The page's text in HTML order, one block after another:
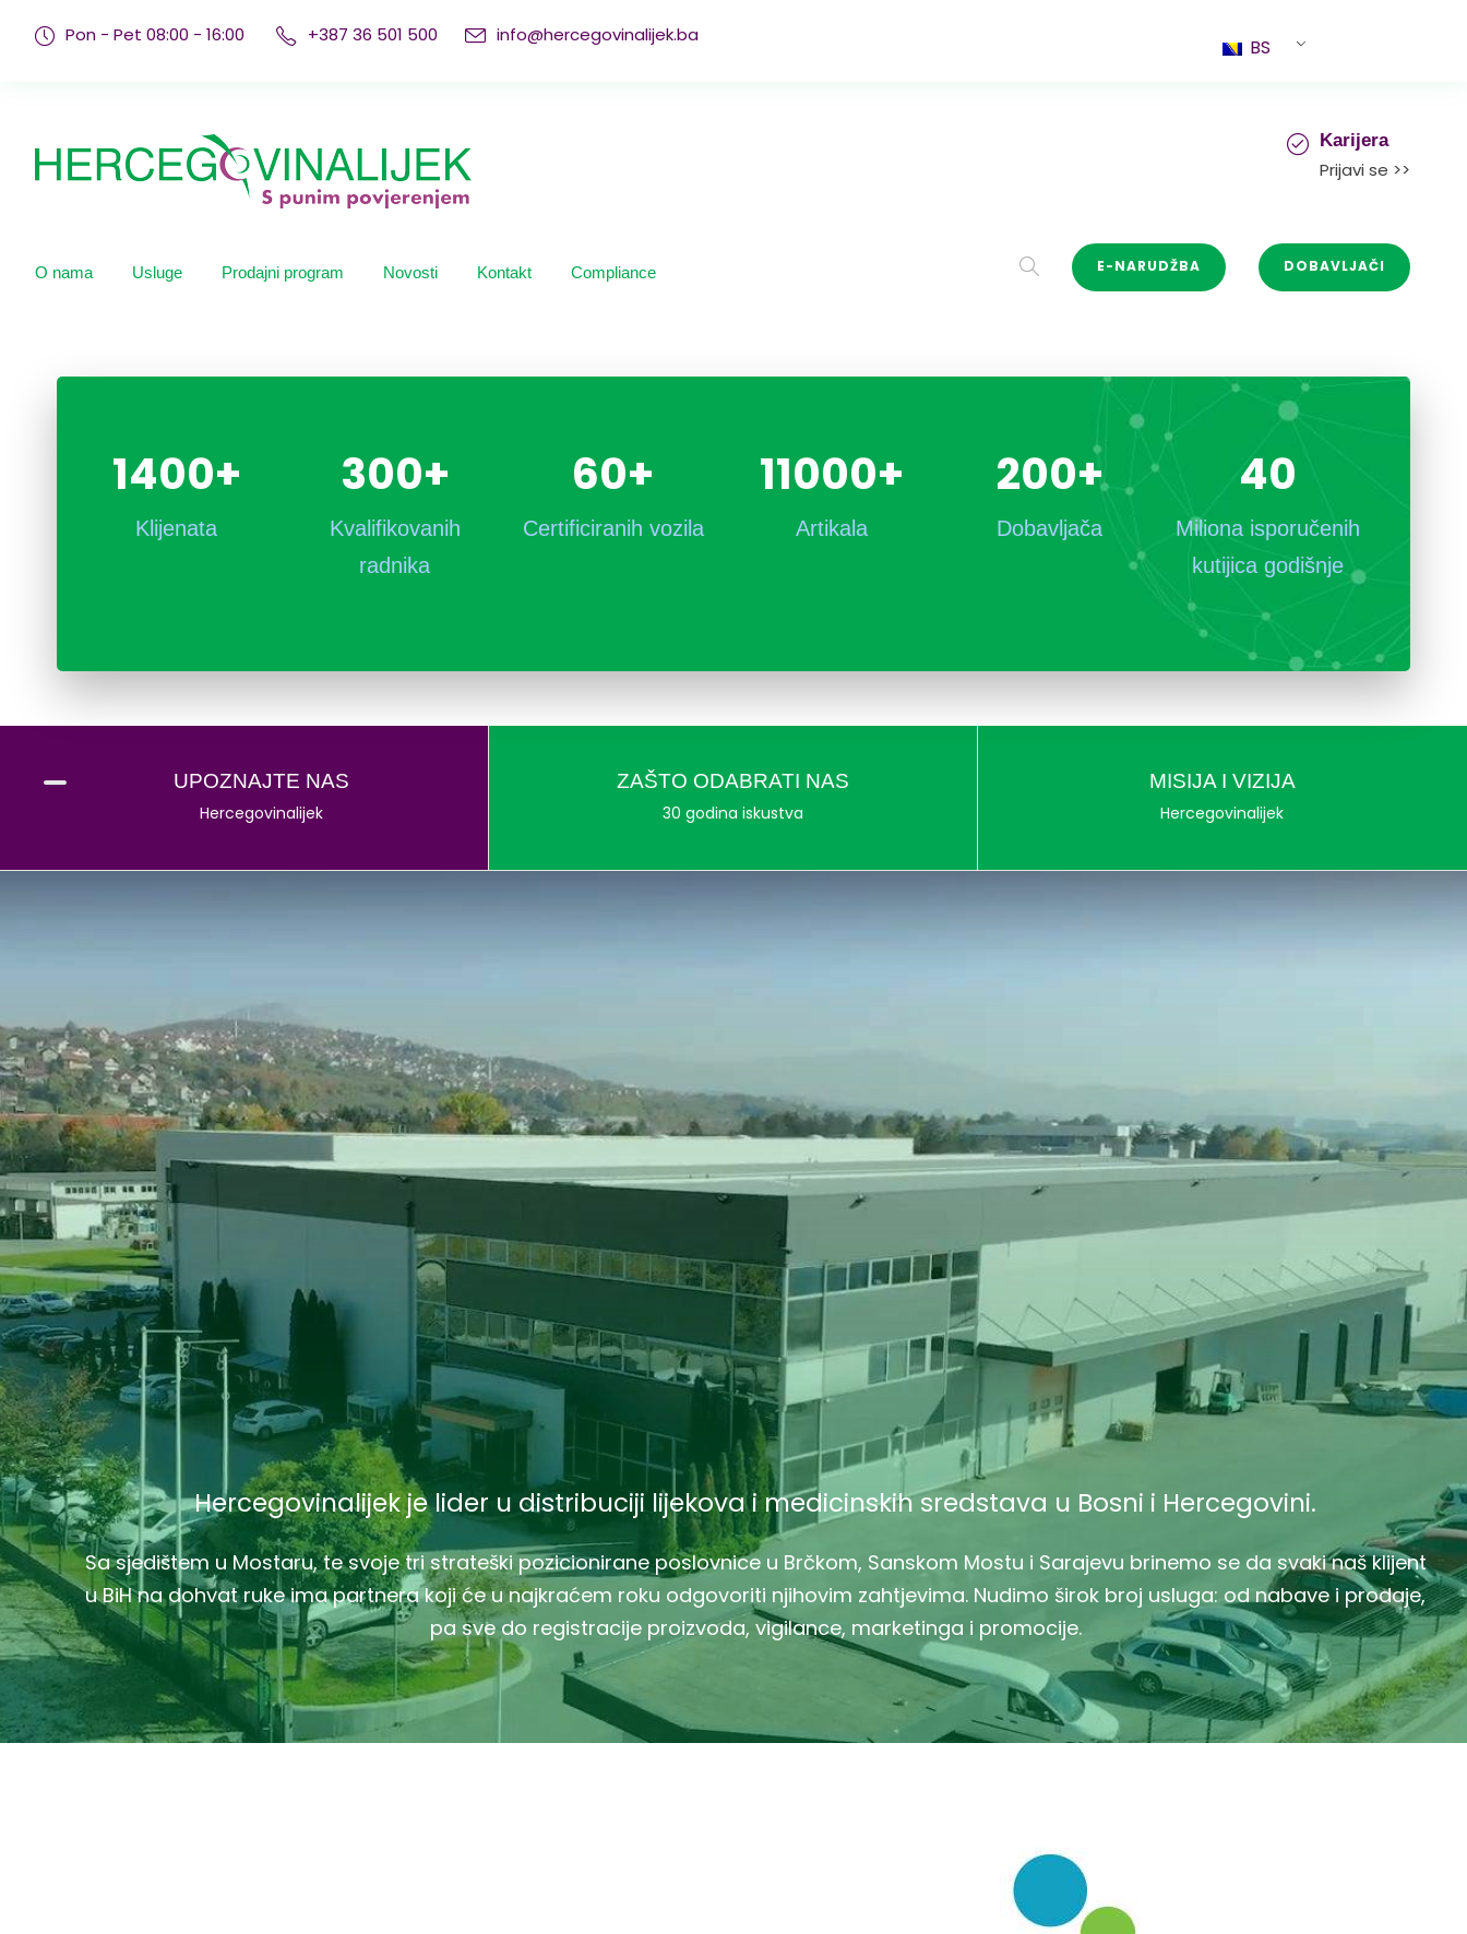
Pon - Pet 08:00 - 16:00 +387 36 501 500 info@hercegovinalijek.ba
BS
Karijera
Prijavi se >>
O nama Usluge Prodajni program Novosti Kontakt Compliance E-NARUDŽBA DOBAVLJAČI
1400+
Klijenata
300+
Kvalifikovanih
radnika
60+
Certificiranih vozila
11000+
Artikala
200+
Dobavljača
40
Miliona isporučenih
kutijica godišnje
UPOZNAJTE NAS
Hercegovinalijek
ZAŠTO ODABRATI NAS
30 godina iskustva
MISIJA I VIZIJA
Hercegovinalijek
Hercegovinalijek je lider u distribuciji lijekova i medicinskih sredstava u Bosni i Hercegovini.
Sa sjedištem u Mostaru, te svoje tri strateški pozicionirane poslovnice u Brčkom, Sanskom Mostu i Sarajevu brinemo se da svaki naš klijent
u BiH na dohvat ruke ima partnera koji će u najkraćem roku odgovoriti njihovim zahtjevima. Nudimo širok broj usluga: od nabave i prodaje,
pa sve do registracije proizvoda, vigilance, marketinga i promocije.